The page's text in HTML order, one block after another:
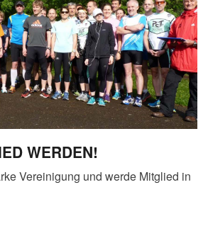
WERDEN!
Vereinigung und werde Mitglied in